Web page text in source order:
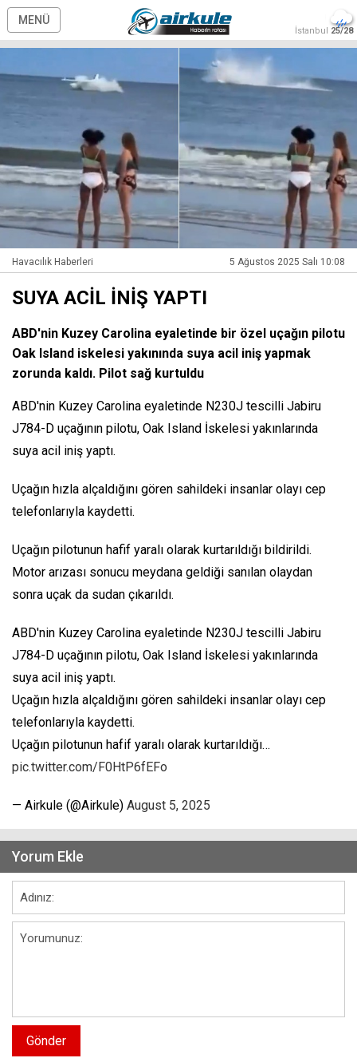
MENÜ
İstanbul 25/28
Havacılık Haberleri 5 Ağustos 2025 Salı 10:08
SUYA ACİL İNİŞ YAPTI
ABD'nin Kuzey Carolina eyaletinde bir özel uçağın pilotu
Oak Island iskelesi yakınında suya acil iniş yapmak
zorunda kaldı. Pilot sağ kurtuldu
ABD'nin Kuzey Carolina eyaletinde N230J tescilli Jabiru
J784-D uçağının pilotu, Oak Island İskelesi yakınlarında
suya acil iniş yaptı.
Uçağın hızla alçaldığını gören sahildeki insanlar olayı cep
telefonlarıyla kaydetti.
Uçağın pilotunun hafif yaralı olarak kurtarıldığı bildirildi.
Motor arızası sonucu meydana geldiği sanılan olaydan
sonra uçak da sudan çıkarıldı.
ABD'nin Kuzey Carolina eyaletinde N230J tescilli Jabiru
J784-D uçağının pilotu, Oak Island İskelesi yakınlarında
suya acil iniş yaptı.
Uçağın hızla alçaldığını gören sahildeki insanlar olayı cep
telefonlarıyla kaydetti.
Uçağın pilotunun hafif yaralı olarak kurtarıldığı…
pic.twitter.com/F0HtP6fEFo
— Airkule (@Airkule) August 5, 2025
Yorum Ekle
Gönder